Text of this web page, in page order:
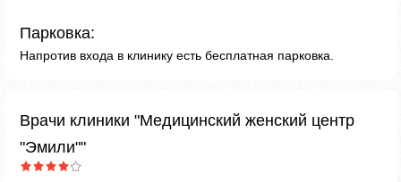
Парковка:
Напротив входа в клинику есть бесплатная парковка.
Врачи клиники "Медицинский женский центр
"Эмили""